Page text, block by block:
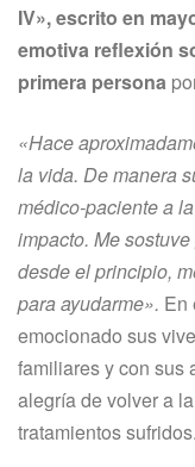
IV», escrito en
emotiva reflexión
primera persona
«Hace
la vida. De manera
médico-paciente a
impacto. Me
desde el principio,
para ayudarme». En
emocionado sus
familiares y con sus
alegría de volver a
tratamientos